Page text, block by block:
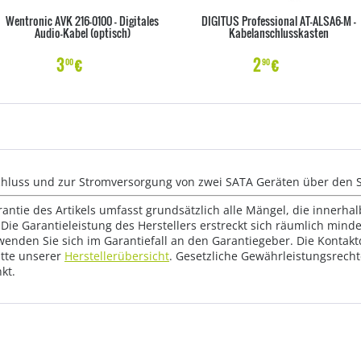
Wentronic AVK 216-0100 - Digitales
Audio-Kabel (optisch)
300€
DIGITUS Professional AT-ALSA6-M -
Kabelanschlusskasten
290€
und zur Stromversorgung von zwei SATA Geräten über den
des Artikels umfasst grundsätzlich alle Mängel, die
Garantieleistung des Herstellers erstreckt sich räumlich
Sie sich im Garantiefall an den Garantiegeber. Die
unserer Herstellerübersicht. Gesetzliche